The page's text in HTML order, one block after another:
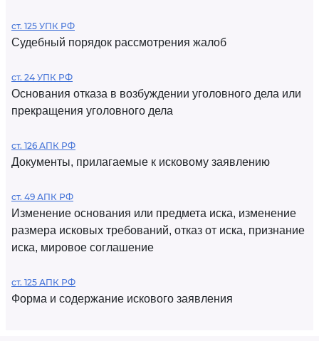
ст. 125 УПК РФ
Судебный порядок рассмотрения жалоб
ст. 24 УПК РФ
Основания отказа в возбуждении уголовного дела или
прекращения уголовного дела
ст. 126 АПК РФ
Документы, прилагаемые к исковому заявлению
ст. 49 АПК РФ
Изменение основания или предмета иска, изменение
размера исковых требований, отказ от иска, признание
иска, мировое соглашение
ст. 125 АПК РФ
Форма и содержание искового заявления